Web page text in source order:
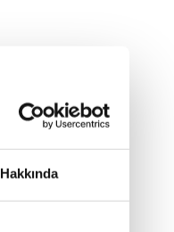
Hakkında